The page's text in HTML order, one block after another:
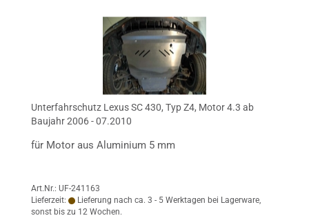
Unterfahrschutz Lexus SC 430, Typ Z4, Motor 4.3 ab
Baujahr 2006 - 07.2010
für Motor aus Aluminium 5 mm
Art.Nr.: UF-241163
Lieferzeit:
Lieferung nach ca. 3 - 5 Werktagen bei Lagerware,
sonst bis zu 12 Wochen.